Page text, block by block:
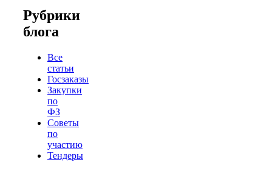
Рубрики
блога
Все
статьи
Госзаказы
Закупки
по
ФЗ
Советы
по
участию
Тендеры